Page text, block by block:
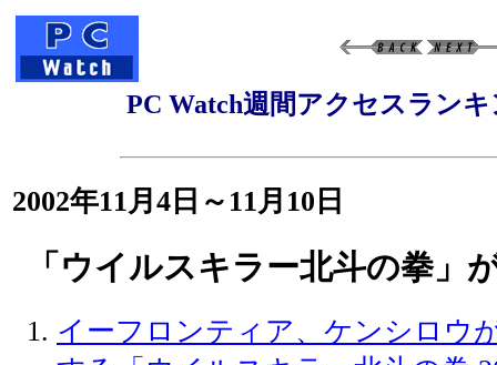
PC Watch週間アクセスラン
2002年11月4日～11月10日
「ウイルスキラー北斗の拳」
イーフロンティア、ケンシロウ